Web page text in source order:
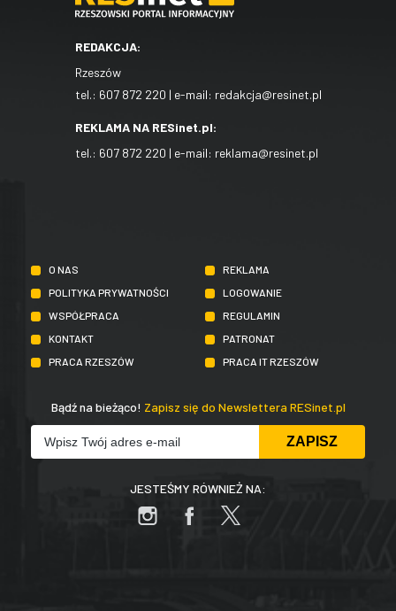
REDAKCJA:
Rzeszów
tel.: 607 872 220 | e-mail: redakcja@resinet.pl
REKLAMA NA RESinet.pl:
tel.: 607 872 220 | e-mail: reklama@resinet.pl
O NAS
REKLAMA
POLITYKA PRYWATNOŚCI
LOGOWANIE
WSPÓŁPRACA
REGULAMIN
KONTAKT
PATRONAT
PRACA RZESZÓW
PRACA IT RZESZÓW
Bądź na bieżąco! Zapisz się do Newslettera RESinet.pl
JESTEŚMY RÓWNIEŻ NA: